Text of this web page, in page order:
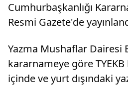
Cumhurbaşkanlığı
Resmi Gazete'de
Yazma Mushaflar Dairesi
kararnameye göre
içinde ve yurt dışındaki